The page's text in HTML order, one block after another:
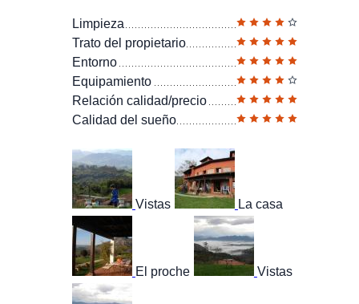
Limpieza
Trato del propietario
Entorno
Equipamiento
Relación calidad/precio
Calidad del sueño
Vistas La casa
El proche Vistas